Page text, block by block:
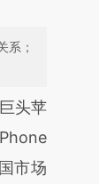
系；
三方
头苹
市场